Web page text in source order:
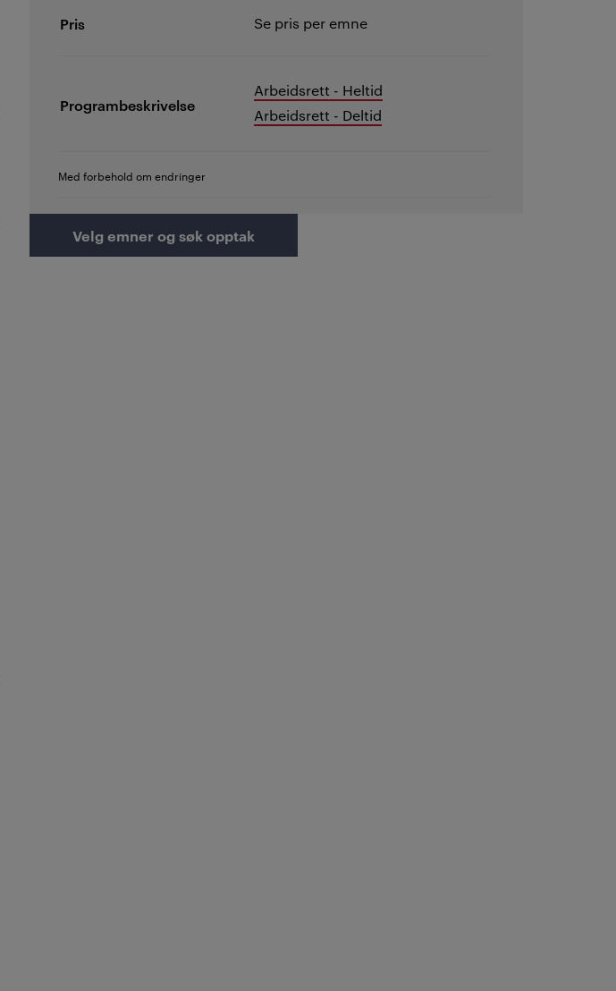
Pris Se pris per emne
Programbeskrivelse
Arbeidsrett - Heltid
Arbeidsrett - Deltid
Med forbehold om endringer
Velg emner og søk opptak